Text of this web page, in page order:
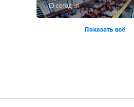
сегодня
Показать всё